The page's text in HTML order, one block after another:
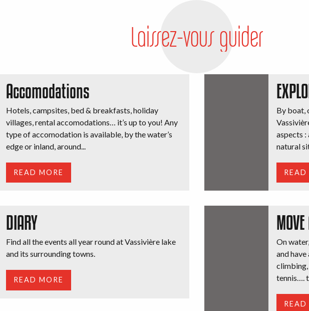
Laissez-vous guider
Accomodations
Hotels, campsites, bed & breakfasts, holiday
villages, rental accomodations… it’s up to you! Any
type of accomodation is available, by the water’s
edge or inland, around...
READ MORE
By boat,
aspects :
natural
READ
DIARY
Find all the events all year round at Vassivière lake
and its surrounding towns.
READ MORE
On
and
climbing,
tennis….
READ